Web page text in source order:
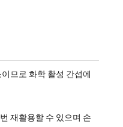
므로 화학 활성 간섭에
재활용할 수 있으며 손